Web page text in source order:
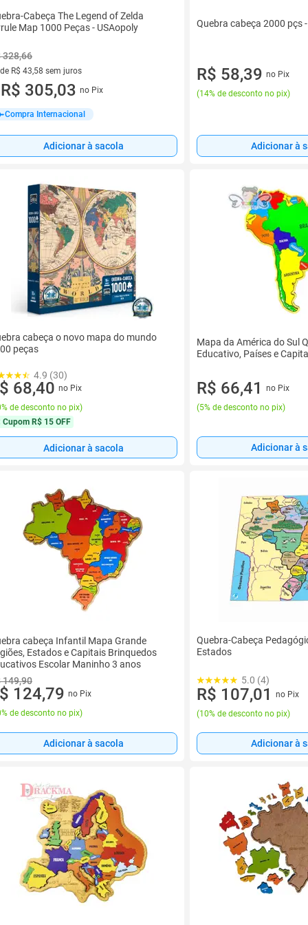
Cabeça The Legend of Zelda
Map 1000 Peças - USAopoly
328,66
R$ 43,58 sem juros
de R$ 43,58 sem juros
R$ 305,03 no Pix
Compra Internacional
Adicionar à sacola
Quebra cabeça 2000 pçs
R$ 58,39 no Pix
(14% de desconto no pix)
Adicionar à
cabeça o novo mapa do mundo
peças
4.9 (30)
68,40 no Pix
de desconto no pix)
Cupom R$ 15 OFF
Adicionar à sacola
Mapa da América do Sul
Educativo, Países e
R$ 66,41
no Pix
(5% de desconto no pix)
Adicionar à
cabeça Infantil Mapa Grande
Estados e Capitais Brinquedos
Escolar Maninho 3 anos
149,90
124,79 no Pix
de desconto no pix)
Adicionar à sacola
Quebra-Cabeça
Estados
5.0 (4)
R$ 107,01
no Pix
(10% de desconto no pix)
Adicionar à